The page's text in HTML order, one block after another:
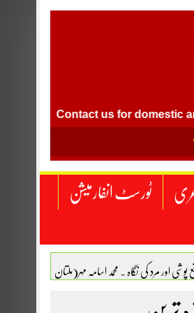
Contact us for domestic and
ٹورسٹ انفارمیشن
پوشی اور مرد کی نگاہ . محمد اسامہ مہر(ملتان )